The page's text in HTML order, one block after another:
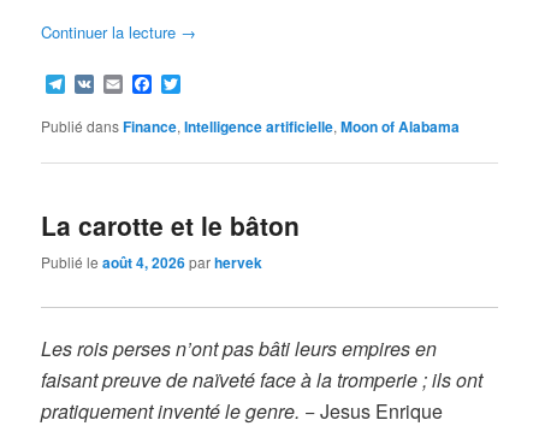
Continuer la lecture →
Telegram
VK EmailFacebook
Publié dansFinance,Intelligence artificielle,Moon of Alabama
La carotte et le bâton
Publié leaoût 4, 2026parhervek
Les rois perses n’ont pas bâti leurs empires en
faisant preuve de naïveté face à la tromperie ; ils ont
pratiquement inventé le genre. − Jesus Enrique